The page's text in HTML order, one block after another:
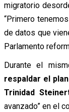
migratorio
“Primero
de datos que
Parlamento
Durante el
respaldar el
Trinidad
avanzado” en el